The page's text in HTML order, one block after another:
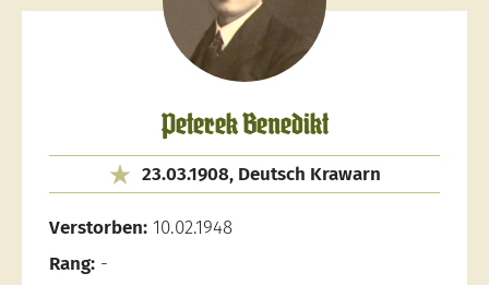
Peterek Benedikt
23.03.1908, Deutsch Krawarn
Verstorben: 10.02.1948
Rang: -